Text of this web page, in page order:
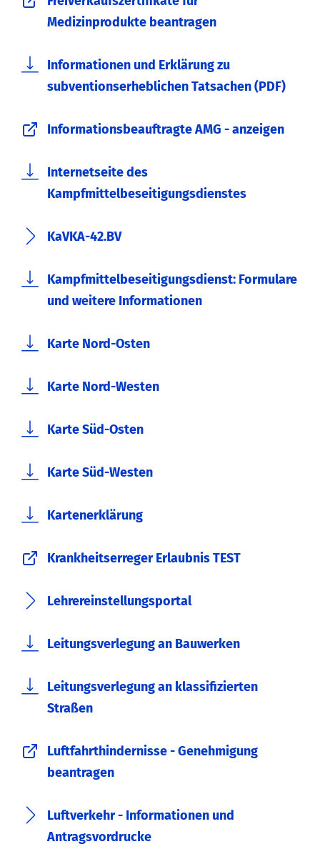
Medizinprodukte beantragen
Informationen und Erklärung zu
subventionserheblichen Tatsachen (PDF)
Informationsbeauftragte AMG - anzeigen
Internetseite des
Kampfmittelbeseitigungsdienstes
KaVKA-42.BV
Kampfmittelbeseitigungsdienst: Formulare
und weitere Informationen
Karte Nord-Osten
Karte Nord-Westen
Karte Süd-Osten
Karte Süd-Westen
Kartenerklärung
Krankheitserreger Erlaubnis TEST
Lehrereinstellungsportal
Leitungsverlegung an Bauwerken
Leitungsverlegung an klassifizierten
Straßen
Luftfahrthindernisse - Genehmigung
beantragen
Luftverkehr - Informationen und
Antragsvordrucke